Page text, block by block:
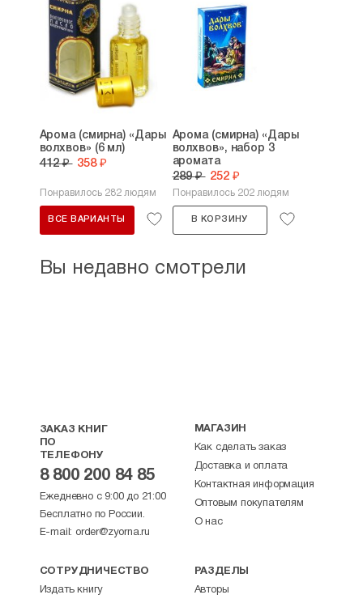
Арома (смирна) «Дары
волхвов» (6 мл)
412 ₽ 358 ₽
Понравилось 282 людям
ВСЕ ВАРИАНТЫ
Арома (смирна) «Дары
волхвов», набор 3
аромата
289 ₽ 252 ₽
Понравилось 202 людям
В КОРЗИНУ
Вы недавно смотрели
ЗАКАЗ КНИГ
ПО
ТЕЛЕФОНУ
8 800 200 84 85
Ежедневно с 9:00 до 21:00
Бесплатно по России.
E-mail: order@zyorna.ru
МАГАЗИН
Как сделать заказ
Доставка и оплата
Контактная информация
Оптовым покупателям
О нас
СОТРУДНИЧЕСТВО
Издать книгу
РАЗДЕЛЫ
Авторы